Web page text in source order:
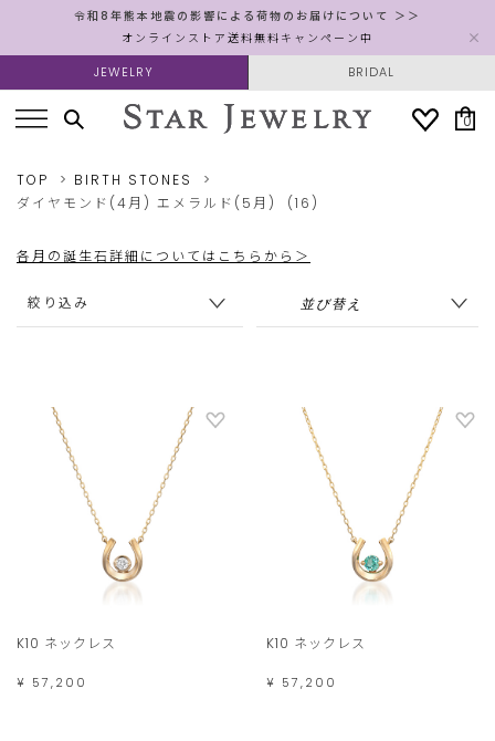
令和8年熊本地震の影響による荷物のお届けについて ＞＞
オンラインストア送料無料キャンペーン中
JEWELRY BRIDAL
0
TOP
BIRTH STONES
ダイヤモンド(4月) エメラルド(5月) (16)
各月の誕生石詳細についてはこちらから＞
絞り込み
K10 ネックレス
¥ 57,200
K10 ネックレス
¥ 57,200